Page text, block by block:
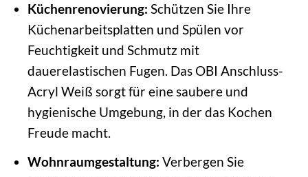
Küchenrenovierung: Schützen Sie Ihre
Küchenarbeitsplatten und Spülen vor
Feuchtigkeit und Schmutz mit
dauerelastischen Fugen. Das OBI Anschluss-
Acryl Weiß sorgt für eine saubere und
hygienische Umgebung, in der das Kochen
Freude macht.
Wohnraumgestaltung: Verbergen Sie